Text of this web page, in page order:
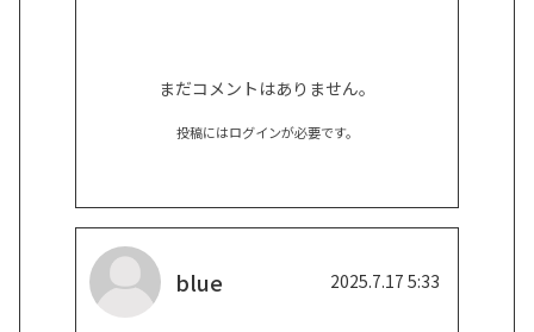
まだコメントはありません。
投稿にはログインが必要です。
blue 2025.7.17 5:33